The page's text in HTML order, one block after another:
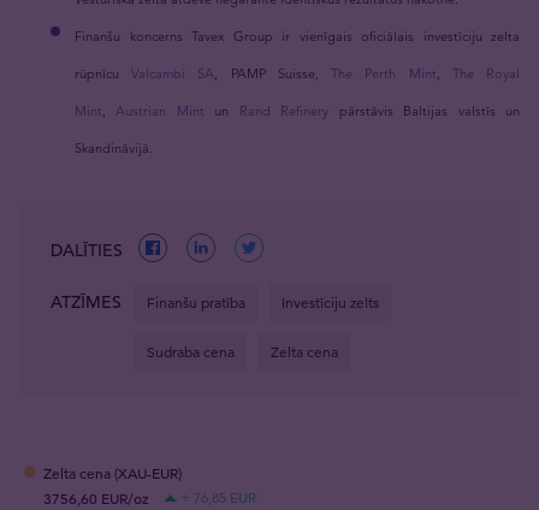
Finanšu koncerns Tavex Group ir vienīgais oficiālais investīciju zelta
rūpnīcuValcambi SA , PAMP Suisse,The Perth Mint The Royal
Mint Austrian Mint un Rand Refinery pārstāvis Baltijas valstīs un
Skandināvijā.
DALĪTIES
ATZĪMES Finanšu pratība Investīciju zelts
Sudraba cena Zelta cena
Zelta cena (XAU-EUR)
3756,60 EUR/oz
+ 76,85 EUR